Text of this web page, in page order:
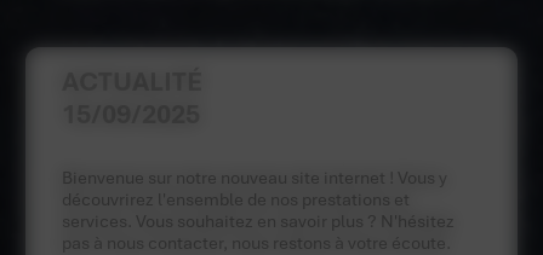
Bienvenue sur notre nouveau site internet ! Vous y
découvrirez l'ensemble de nos prestations et
services. Vous souhaitez en savoir plus ? N'hésitez
pas à nous contacter, nous restons à votre écoute.